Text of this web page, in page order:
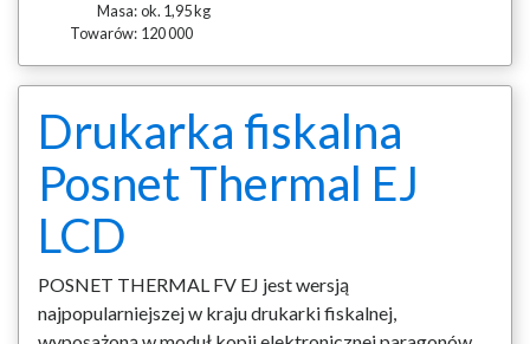
Masa:ok. 1,95 kg
Towarów: 120 000
Drukarka fiskalna
Posnet Thermal EJ
LCD
POSNET THERMAL FV EJ jest wersją
najpopularniejszej w kraju drukarki fiskalnej,